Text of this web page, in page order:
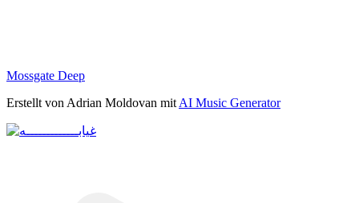
Mossgate Deep
Erstellt von Adrian Moldovan mit AI Music Generator